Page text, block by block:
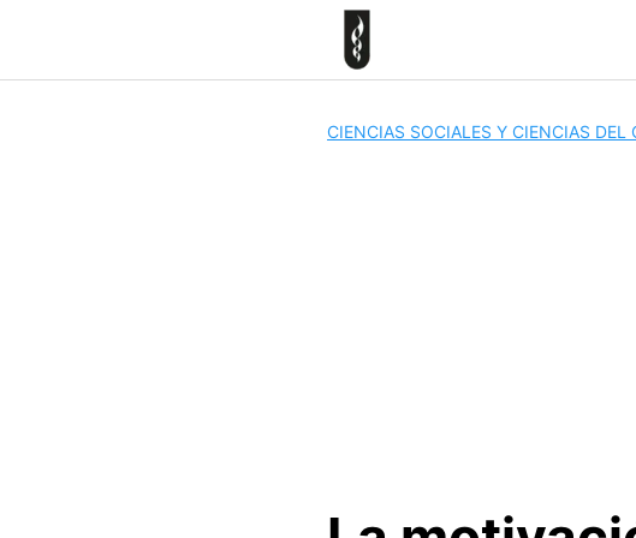
CIENCIAS SOCIALES Y CIENCIAS DEL